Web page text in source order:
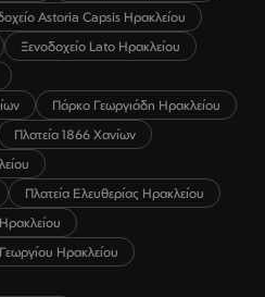
Astoria Capsis Ηρακλείου
Ξενοδοχείο Lato Ηρακλείου
Πάρκο Γεωργιάδη Ηρακλείου
Πλατεία 1866 Χανίων
Πλατεία Ελευθερίας Ηρακλείου
Ηρακλείου